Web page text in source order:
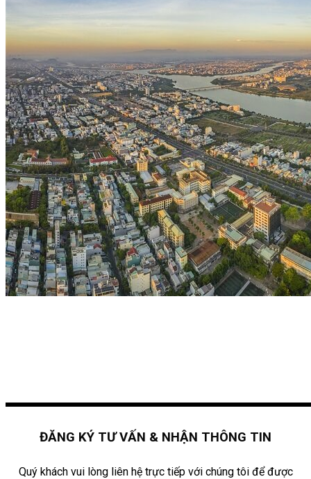
ĐĂNG KÝ TƯ VẤN & NHẬN THÔNG TIN
Quý khách vui lòng liên hệ trực tiếp với chúng tôi để được